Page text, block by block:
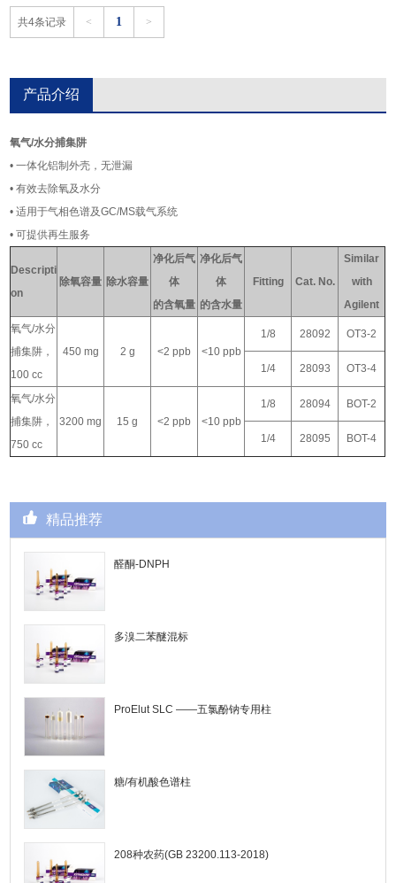
共4条记录 < 1 >
产品介绍
氧气/水分捕集阱
• 一体化铝制外壳，无泄漏
• 有效去除氧及水分
• 适用于气相色谱及GC/MS载气系统
• 可提供再生服务
Descripti
on
除氧容量 除水容量
净化后气
体
的含氧量
净化后气
体
的含水量
Fitting Cat. No.
Similar
with
Agilent
氧气/水分
捕集阱，
100 cc
450 mg 2 g <2 ppb <10 ppb
1/8 28092 OT3-2
1/4 28093 OT3-4
氧气/水分
捕集阱，
750 cc
3200 mg 15 g <2 ppb <10 ppb
1/8 28094 BOT-2
1/4 28095 BOT-4
精品推荐
醛酮-DNPH
多溴二苯醚混标
ProElut SLC ——五氯酚钠专用柱
糖/有机酸色谱柱
208种农药(GB 23200.113-2018)